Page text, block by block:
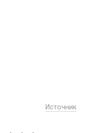
Источник